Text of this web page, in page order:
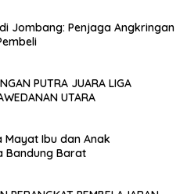
Jombang: Penjaga Angkringan
PUTRA JUARA LIGA
UTARA
Mayat Ibu dan Anak
Bandung Barat